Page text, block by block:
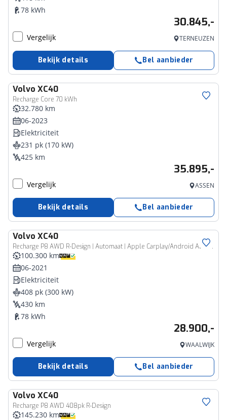
78 kWh
30.845,-
Vergelijk TERNEUZEN
Bekijk details Bel aanbieder
Volvo XC40
Recharge Core 70 kWh
32.780 km
06-2023
Elektriciteit
231 pk (170 kW)
425 km
35.895,-
Vergelijk ASSEN
Bekijk details Bel aanbieder
Volvo XC40
Recharge P8 AWD R-Design | Automaat | Apple Carplay/Android Auto | Harman / Kardon | Panoramadak | Stoelverwarming | Parkeersensoren |
100.300 km
06-2021
Elektriciteit
408 pk (300 kW)
430 km
78 kWh
28.900,-
Vergelijk WAALWIJK
Bekijk details Bel aanbieder
Volvo XC40
Recharge P8 AWD 408pk R-Design
145.230 km